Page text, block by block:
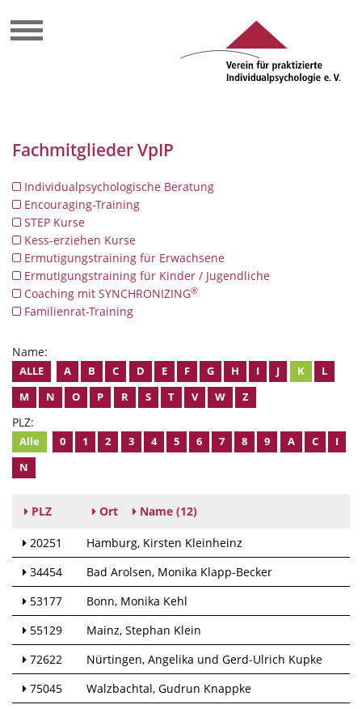
Fachmitglieder VpIP
Individualpsychologische Beratung
Encouraging-Training
STEP Kurse
Kess-erziehen Kurse
Ermutigungstraining für Erwachsene
Ermutigungstraining für Kinder / Jugendliche
Coaching mit SYNCHRONIZING®
Familienrat-Training
Name:
ALLE A B C D E F G H I J K
L
M
N O P R S T V W Z
PLZ:
Alle 0 1 2 3 4 5 6 7 8 9 A C
I
N
PLZ Ort Name (12)
20251 Hamburg Kirsten Kleinheinz
34454
Bad Arolsen Monika Klapp-Becker
53177
Bonn Monika Kehl
55129
Mainz Stephan Klein
72622
Nürtingen Angelika und Gerd-Ulrich Kupke
75045
Walzbachtal Gudrun Knappke